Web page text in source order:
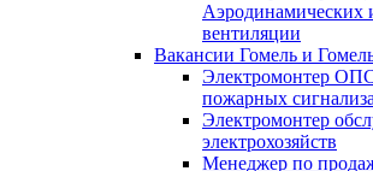
Аэродинамических
вентиляции
Вакансии Гомель и
Электромонтер
пожарных
Электромонтер
электрохозяйств
Менеджер по